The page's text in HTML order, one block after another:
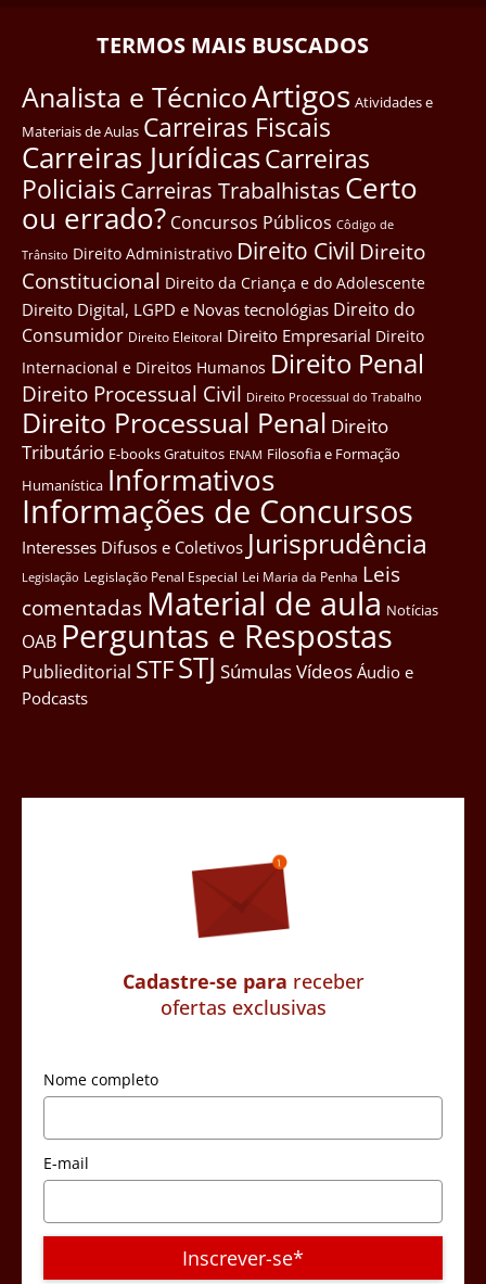
TERMOS MAIS BUSCADOS
Analista e TécnicoArtigos Atividades e
Materiais de Aulas Carreiras Fiscais
Carreiras JurídicasCarreiras
Policiais Carreiras Trabalhistas Certo
ou errado? Concursos Públicos Côdigo de
Trânsito Direito Administrativo Direito Civil Direito
Constitucional Direito da Criança e do Adolescente
Direito Digital, LGPD e Novas tecnológias Direito do
Consumidor Direito Eleitoral Direito Empresarial Direito
Internacional e Direitos Humanos Direito Penal
Direito Processual Civil Direito Processual do Trabalho
Direito Processual Penal Direito
Tributário E-books Gratuitos ENAM Filosofia e Formação
Humanística Informativos
Informações de Concursos
Interesses Difusos e Coletivos Jurisprudência
Legislação Legislação Penal Especial Lei Maria da Penha Leis
comentadas Material de aula Notícias
OAB Perguntas e Respostas
Publieditorial STFSTJ SúmulasVídeos Áudio e
Podcasts
Cadastre-se para receber
ofertas exclusivas
Nome completo
E-mail
Inscrever-se*